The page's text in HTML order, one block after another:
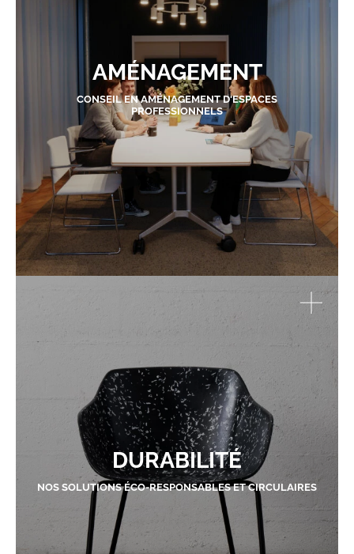
AMÉNAGEMENT
CONSEIL EN AMÉNAGEMENT D'ESPACES
PROFESSIONNELS
DURABILITÉ
NOS SOLUTIONS ÉCO-RESPONSABLES ET CIRCULAIRES